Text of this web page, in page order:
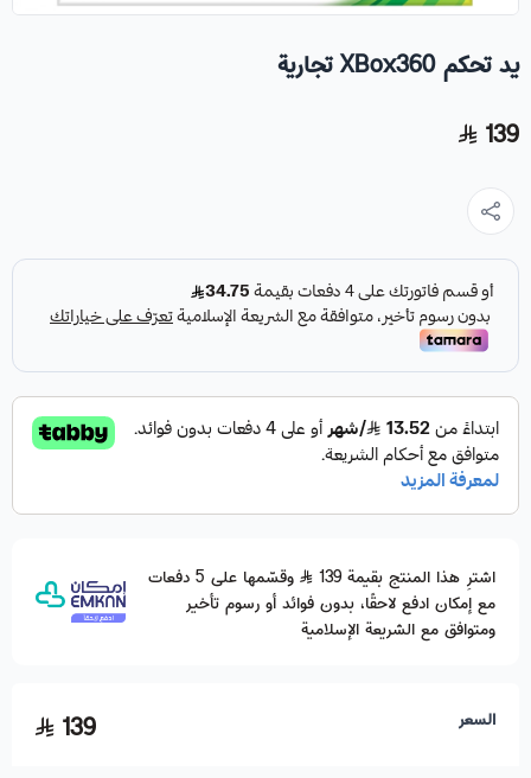
يد تحكم XBox360 تجارية
139
اشترِ هذا المنتج بقيمة 139
وقسّمها على 5 دفعات
مع إمكان ادفع لاحقًا، بدون فوائد أو رسوم تأخير
ومتوافق مع الشريعة الإسلامية
السعر 139